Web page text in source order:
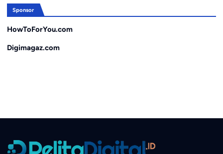
Sponsor
HowToForYou.com
Digimagaz.com